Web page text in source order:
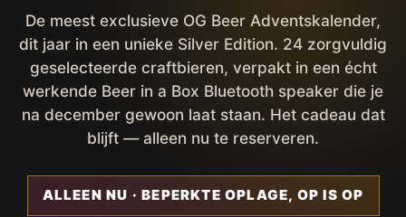
De meest exclusieve OG Beer Adventskalender,
dit jaar in een unieke Silver Edition. 24 zorgvuldig
geselecteerde craftbieren, verpakt in een écht
werkende Beer in a Box Bluetooth speaker die je
na december gewoon laat staan. Het cadeau dat
blijft — alleen nu te reserveren.
ALLEEN NU · BEPERKTE OPLAGE, OP IS OP